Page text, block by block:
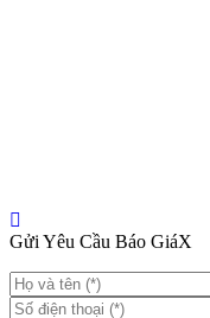
Gửi Yêu Cầu Báo GiáX